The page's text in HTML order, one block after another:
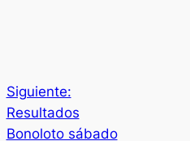
Siguiente:
Resultados
Bonoloto sábado